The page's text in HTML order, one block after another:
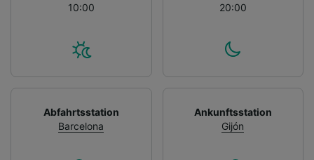
10:00
20:00
Abfahrtsstation
Barcelona
Ankunftsstation
Gijón